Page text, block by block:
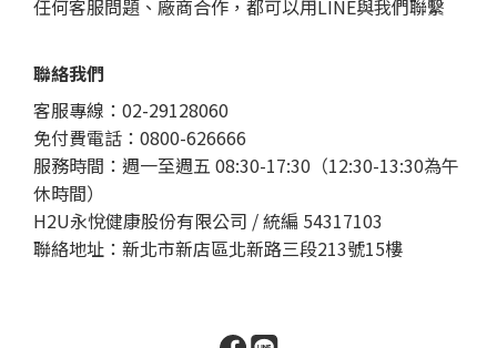
任何客服問題、廠商合作，都可以用LINE與我們聯繫
聯絡我們
客服專線：02-29128060
免付費電話：0800-626666
服務時間：週一至週五 08:30-17:30（12:30-13:30為午
休時間）
H2U永悅健康股份有限公司 / 統編 54317103
聯絡地址：新北市新店區北新路三段213號15樓